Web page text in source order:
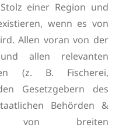
einer Region und
wenn es von
Allen voran von der
allen relevanten
(z. B. Fischerei,
Gesetzgebern des
Behörden &
von breiten